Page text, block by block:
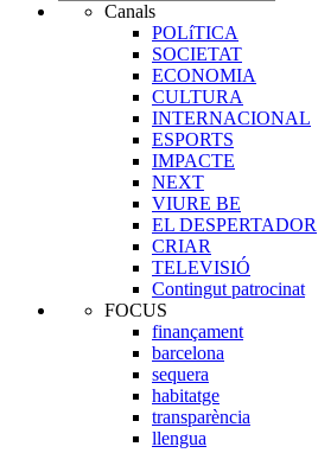
Canals
POLíTICA
SOCIETAT
ECONOMIA
CULTURA
INTERNACIONAL
ESPORTS
IMPACTE
NEXT
VIURE BE
EL DESPERTADOR
CRIAR
TELEVISIÓ
Contingut patrocinat
FOCUS
finançament
barcelona
sequera
habitatge
transparència
llengua